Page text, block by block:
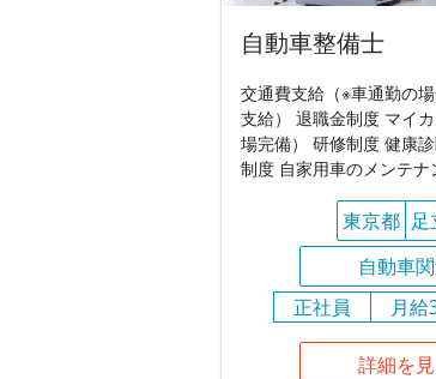
自動車整備士
交通費支給（※車通勤の
支給） 退職金制度 マイ
場完備） 研修制度 健康
制度 自家用車のメンテナ
東京都 足
自動車
正社員
月給
詳細を